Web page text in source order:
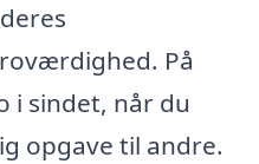
På
i sindet, når du
opgave til andre.